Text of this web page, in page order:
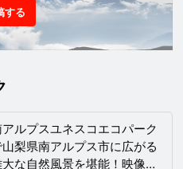
する
ルプスユネスコエコパーク
山梨県南アルプス市に広がる
な自然風景を堪能！映像か